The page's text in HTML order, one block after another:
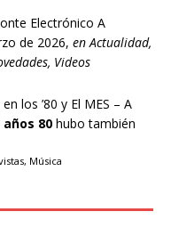
Electrónico A
de 2026, en Actualidad,
, Videos
los ’80 y El MES – A
años 80 hubo también
, Música